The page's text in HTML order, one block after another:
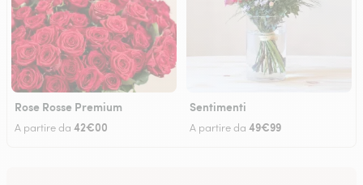
Rose Rosse Premium
A partire da 42€00
Sentimenti
A partire da 49€99